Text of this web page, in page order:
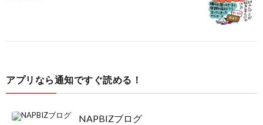
アプリなら通知ですぐ読める！
NAPBIZブログ